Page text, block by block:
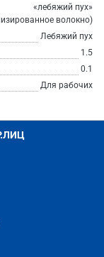
«лебяжий пух»
волокно)
Лебяжий пух
1.5
0.1
Для рабочих